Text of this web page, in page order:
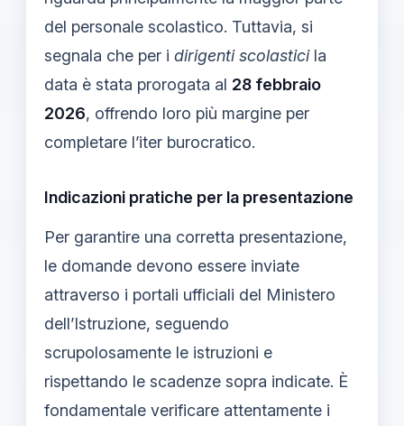
del personale scolastico. Tuttavia, si
segnala che per i dirigenti scolasticila
data è stata prorogata al 28 febbraio
2026, offrendo loro più margine per
completare l’iter burocratico.
Indicazioni pratiche per la presentazione
Per garantire una corretta presentazione,
le domande devono essere inviate
attraverso i portali ufficiali del Ministero
dell’Istruzione, seguendo
scrupolosamente le istruzioni e
rispettando le scadenze sopra indicate. È
fondamentale verificare attentamente i